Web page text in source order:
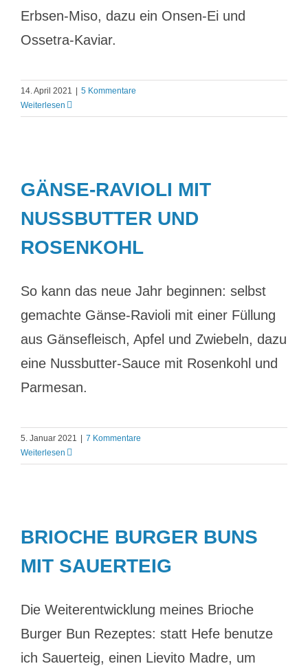
Erbsen-Miso, dazu ein Onsen-Ei und
Ossetra-Kaviar.
14. April 2021
5 Kommentare
Weiterlesen
GÄNSE-RAVIOLI MIT
NUSSBUTTER UND
ROSENKOHL
So kann das neue Jahr beginnen: selbst
gemachte Gänse-Ravioli mit einer Füllung
aus Gänsefleisch, Apfel und Zwiebeln, dazu
eine Nussbutter-Sauce mit Rosenkohl und
Parmesan.
5. Januar 2021
7 Kommentare
Weiterlesen
BRIOCHE BURGER BUNS
MIT SAUERTEIG
Die Weiterentwicklung meines Brioche
Burger Bun Rezeptes: statt Hefe benutze
ich Sauerteig, einen Lievito Madre, um